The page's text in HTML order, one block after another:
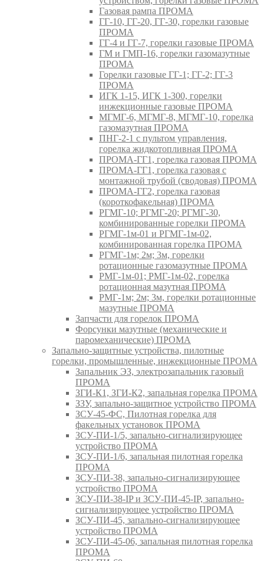
Газовая рампа ПРОМА
ГГ-10, ГГ-20, ГГ-30, горелки газовые
ПРОМА
ГГ-4 и ГГ-7, горелки газовые ПРОМА
ГМ и ГМП-16, горелки газомазутные
ПРОМА
Горелки газовые ГГ-1; ГГ-2; ГГ-3
ПРОМА
ИГК 1-15, ИГК 1-300, горелки
инжекционные газовые ПРОМА
МГМГ-6, МГМГ-8, МГМГ-10, горелка
газомазутная ПРОМА
ПНГ-2-1 с пультом управления,
горелка жидкотопливная ПРОМА
ПРОМА-ГГ1, горелка газовая ПРОМА
ПРОМА-ГГ1, горелка газовая с
монтажной трубой (сводовая) ПРОМА
ПРОМА-ГГ2, горелка газовая
(короткофакельная) ПРОМА
РГМГ-10; РГМГ-20; РГМГ-30,
комбинированные горелки ПРОМА
РГМГ-1м-01 и РГМГ-1м-02,
комбинированная горелка ПРОМА
РГМГ-1м; 2м; 3м, горелки
ротационные газомазутные ПРОМА
РМГ-1м-01; РМГ-1м-02, горелка
ротационная мазутная ПРОМА
РМГ-1м; 2м; 3м, горелки ротационные
мазутные ПРОМА
Запчасти для горелок ПРОМА
Форсунки мазутные (механические и
паромеханические) ПРОМА
Запально-защитные устройства, пилотные
горелки, промышленные, инжекционные ПРОМА
Запальник ЭЗ, электрозапальник газовый
ПРОМА
ЗГИ-К1, ЗГИ-К2, запальная горелка ПРОМА
ЗЗУ, запально-защитное устройство ПРОМА
ЗСУ-45-ФС, Пилотная горелка для
факельных установок ПРОМА
ЗСУ-ПИ-1/5, запально-сигнализирующее
устройство ПРОМА
ЗСУ-ПИ-1/6, запальная пилотная горелка
ПРОМА
ЗСУ-ПИ-38, запально-сигнализирующее
устройство ПРОМА
ЗСУ-ПИ-38-IP и ЗСУ-ПИ-45-IP, запально-
сигнализирующее устройство ПРОМА
ЗСУ-ПИ-45, запально-сигнализирующее
устройство ПРОМА
ЗСУ-ПИ-45-06, запальная пилотная горелка
ПРОМА